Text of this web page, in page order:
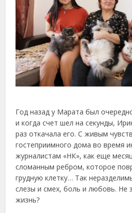
Год назад у Марата был
и когда счет шел на секунды,
раз откачала его. С живым
гостеприимного дома во время
журналистам «НК», как еще
сломанным ребром, которое
грудную клетку… Так
слезы и смех, боль и любовь. Не
жизнь?